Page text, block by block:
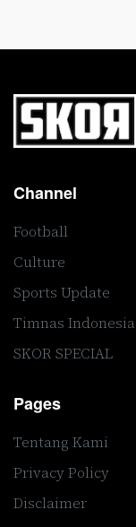
Channel
Football
Culture
Sports Update
Timnas Indonesia
SKOR SPECIAL
Pages
Tentang Kami
Privacy Policy
Disclaimer